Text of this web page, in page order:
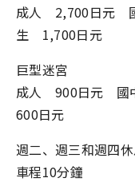
成人 2,700日元
生 1,700日元
巨型迷宮
成人 900日元 國
600日元
週二、週三和週四
車程10分鐘